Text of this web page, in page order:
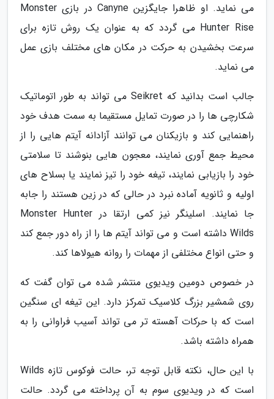
می نماید. او ظاهرا جایگزین Canyne در بازی Monster
Hunter Rise می گردد که به عنوان یک روش تازه برای
سرعت بخشیدن به حرکت در مکان های مختلف بازی عمل
می نماید.
جالب است بدانید که Seikret می تواند به طور اتوماتیک
شکارچی ها را در صورت تمایل مستقیما به سمت هدف خود
راهنمایی کند و بازیکنان می توانند آزادانه آیتم هایی را از
محیط جمع آوری نمایند، معجون هایی بنوشند تا سلامتی
خود را بازیابی نمایند، تیغه خود را تیز نمایند یا بسلاح های
اولیه و ثانویه آماده نبرد در حالی که در زین هستند را جابه
جا نمایند. اسلینگر نیز کمی ارتقا در Monster Hunter
Wilds داشته است و می تواند آیتم ها را از راه دور جمع کند
و حتی انواع مختلفی از مهمات را روانه هیولاها کند.
در خصوص دومین ویدیوی منتشر شده می توان گفت که
روی شمشیر بزرگ کلاسیک تمرکز دارد. این تیغه ای سنگین
است که با حرکات آهسته تر می تواند آسیب فراوانی را به
همراه داشته باشد.
با این حال، نکته قابل توجه تر، حالت فوکوس تازه Wilds
است که در ویدیوی سوم به آن پرداخته می گردد. حالت